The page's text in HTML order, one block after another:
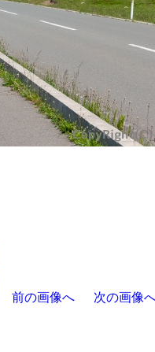
前の画像へ 次の画像